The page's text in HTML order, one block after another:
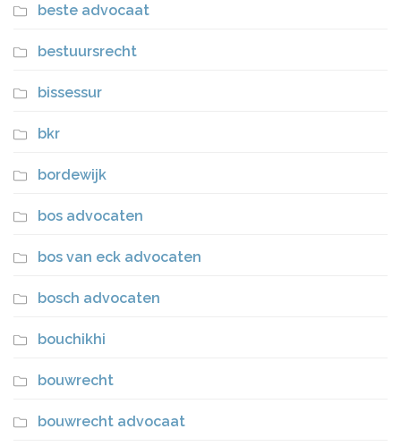
beste advocaat
bestuursrecht
bissessur
bkr
bordewijk
bos advocaten
bos van eck advocaten
bosch advocaten
bouchikhi
bouwrecht
bouwrecht advocaat